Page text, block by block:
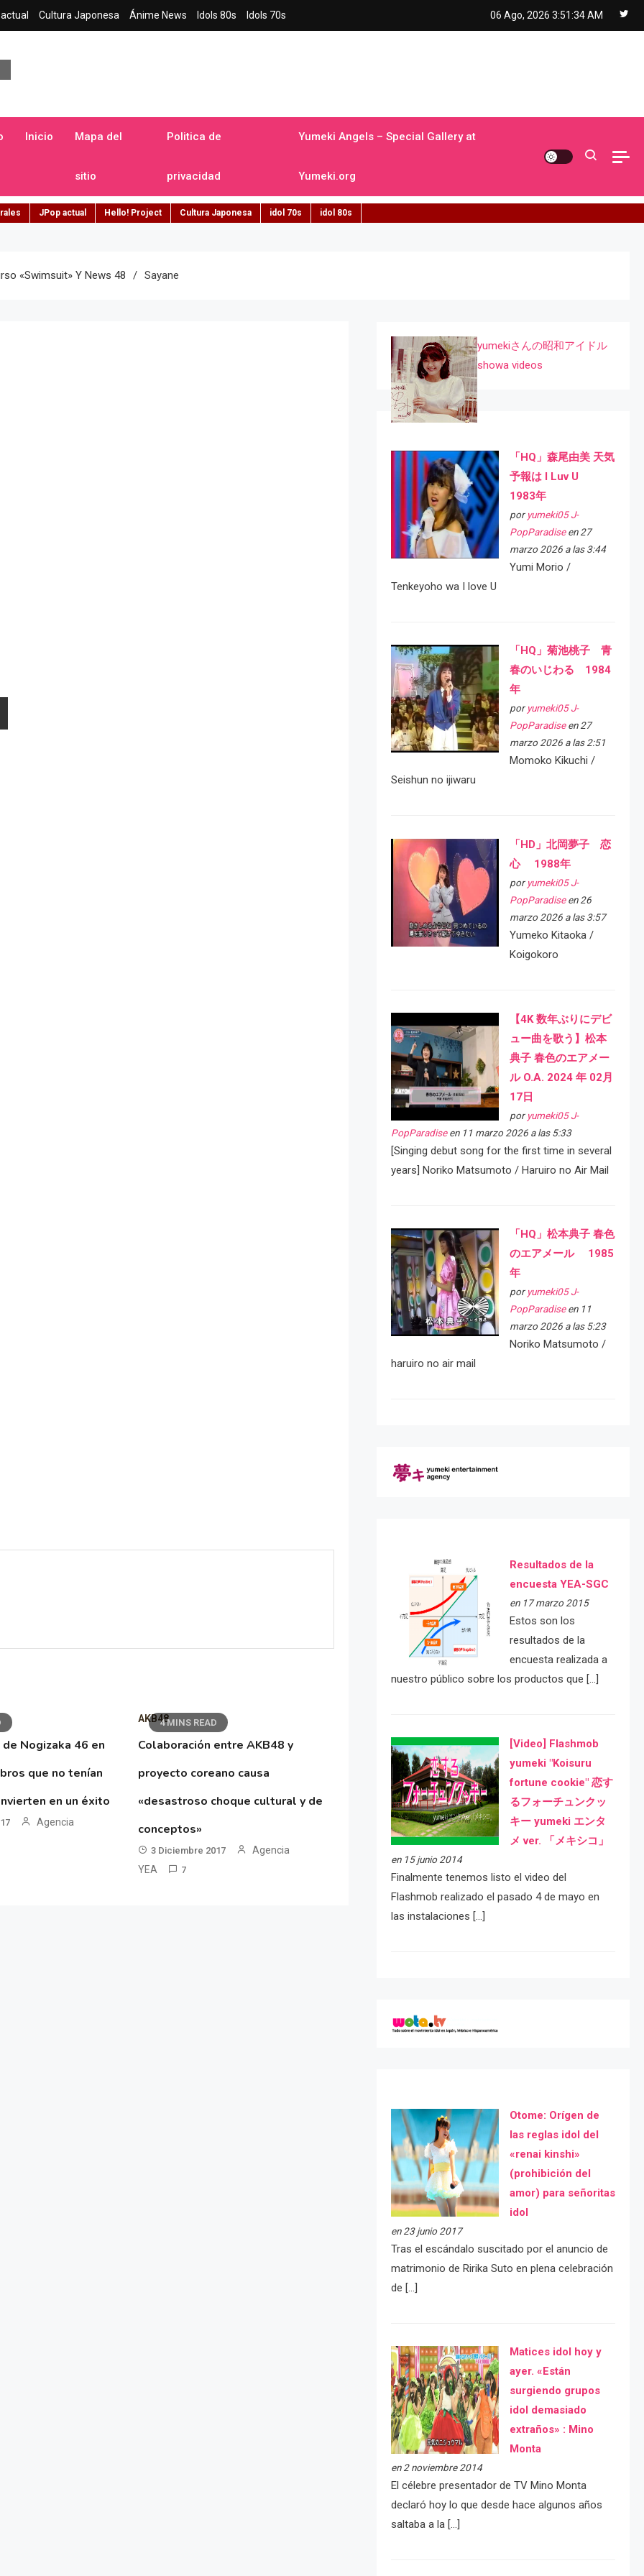
Cultura Japonesa Ánime News Idols 80s Idols 70s 06 Ago, 2026 3:51:35 AM
Inicio Mapa del
sitio
Politica de
privacidad
Yumeki Angels – Special Gallery at
Yumeki.org
JPop actual Hello! Project Cultura Japonesa idol 70s idol 80s
«Swimsuit» Y News 48 Sayane
Nogizaka 46 en
que no tenían
en un éxito
Agencia
4 MINS READ
AKB48
Colaboración entre AKB48 y
proyecto coreano causa
«desastroso choque cultural y de
conceptos»
3 Diciembre 2017
Agencia
YEA
7
yumekiさんの昭和アイドル
showa videos
「HQ」森尾由美 天気
予報は I Luv U
1983年
por yumeki05 J-
PopParadiseen 27
marzo 2026 a las 3:44
Yumi Morio /
Tenkeyoho wa I love U
「HQ」菊池桃子 青
春のいじわる 1984
年
por yumeki05 J-
PopParadiseen 27
marzo 2026 a las 2:51
Momoko Kikuchi /
Seishun no ijiwaru
「HD」北岡夢子 恋
心 1988年
por yumeki05 J-
PopParadiseen 26
marzo 2026 a las 3:57
Yumeko Kitaoka /
Koigokoro
【4K 数年ぶりにデビ
ュー曲を歌う】松本
典子 春色のエアメー
ル O.A. 2024 年 02月
17日
por yumeki05 J-
PopParadiseen 11 marzo 2026 a las 5:33
[Singing debut song for the first time in several
years] Noriko Matsumoto / Haruiro no Air Mail
「HQ」松本典子 春色
のエアメール 1985
年
por yumeki05 J-
PopParadiseen 11
marzo 2026 a las 5:23
Noriko Matsumoto /
haruiro no air mail
Resultados de la
encuesta YEA-SGC
en 17 marzo 2015
Estos son los
resultados de la
encuesta realizada a
nuestro público sobre los productos que […]
[Video] Flashmob
yumeki "Koisuru
fortune cookie" 恋す
るフォーチュンクッ
キー yumeki エンタ
メ ver. 「メキシコ」
en 15 junio 2014
Finalmente tenemos listo el video del
Flashmob realizado el pasado 4 de mayo en
las instalaciones […]
Otome: Orígen de
las reglas idol del
«renai kinshi»
(prohibición del
amor) para señoritas
idol
en 23 junio 2017
Tras el escándalo suscitado por el anuncio de
matrimonio de Ririka Suto en plena celebración
de […]
Matices idol hoy y
ayer. «Están
surgiendo grupos
idol demasiado
extraños» : Mino
Monta
en 2 noviembre 2014
El célebre presentador de TV Mino Monta
declaró hoy lo que desde hace algunos años
saltaba a la […]